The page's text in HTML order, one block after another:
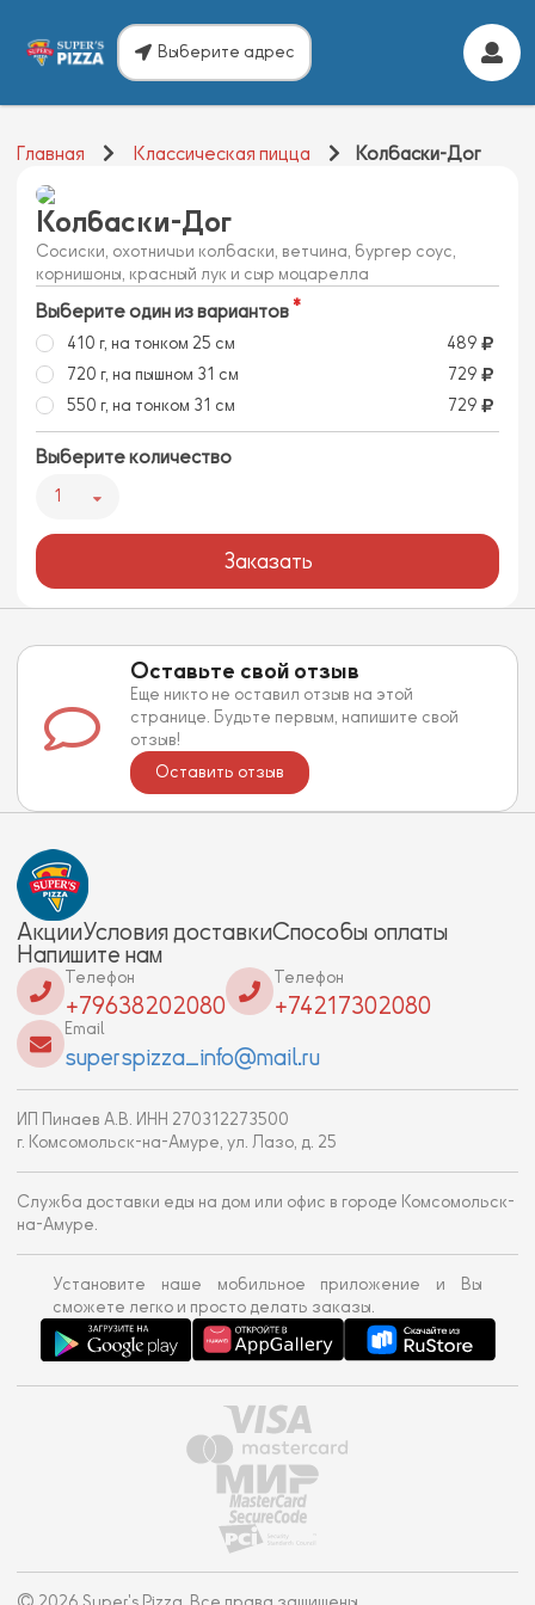
Выберите адрес
Главная Классическая пицца Колбаски-Дог
Колбаски-Дог
Сосиски, охотничьи колбаски, ветчина, бургер соус,
корнишоны, красный лук и сыр моцарелла
Выберите один из вариантов
410 г, на тонком 25 см
489
720 г, на пышном 31 см
729
550 г, на тонком 31 см
729
Выберите количество
1
Заказать
Оставьте свой отзыв
Еще никто не оставил отзыв на этой
странице. Будьте первым, напишите свой
отзыв!
Оставить отзыв
АкцииУсловия доставкиСпособы оплаты
Напишите нам
Телефон
+79638202080
Телефон
+74217302080
Email
superspizza_info@mail.ru
ИП Пинаев А.В. ИНН 270312273500
г. Комсомольск-на-Амуре, ул. Лазо, д. 25
Служба доставки еды на дом или офис в городе Комсомольск-
на-Амуре.
Установите наше мобильное приложение и Вы
сможете легко и просто делать заказы.